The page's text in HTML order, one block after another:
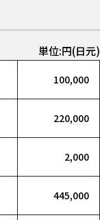
単位:円(日元)
100,000
220,000
2,000
445,000